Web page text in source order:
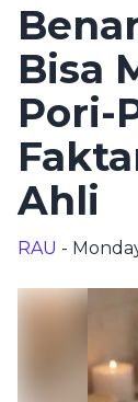
Bisa
Pori-
Ahli
RAU -